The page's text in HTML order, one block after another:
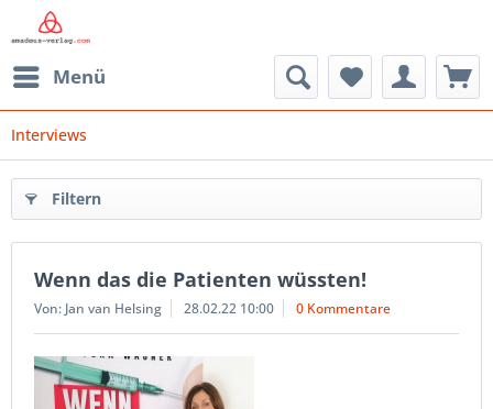
Menü
Interviews
Filtern
Wenn das die Patienten wüssten!
Von: Jan van Helsing 28.02.22 10:00 0 Kommentare